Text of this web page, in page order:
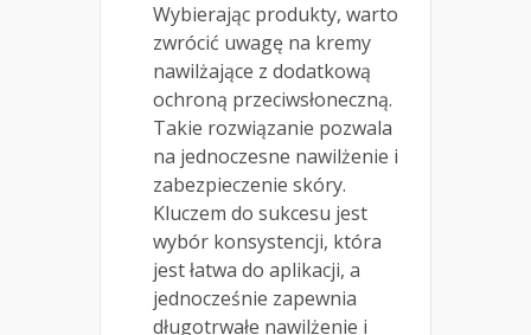
Wybierając produkty, warto
zwrócić uwagę na kremy
nawilżające z dodatkową
ochroną przeciwsłoneczną.
Takie rozwiązanie pozwala
na jednoczesne nawilżenie i
zabezpieczenie skóry.
Kluczem do sukcesu jest
wybór konsystencji, która
jest łatwa do aplikacji, a
jednocześnie zapewnia
długotrwałe nawilżenie i